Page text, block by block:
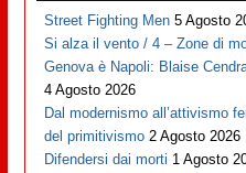
Street Fighting Men 5 Agosto
Si alza il vento / 4 – Zone di
Genova è Napoli: Blaise
4 Agosto 2026
Dal modernismo all’attivismo
del primitivismo 2 Agosto 2026
Difendersi dai morti 1 Agosto